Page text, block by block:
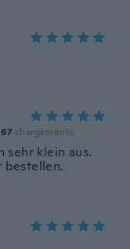
67 chargements
sehr klein aus.
bestellen.